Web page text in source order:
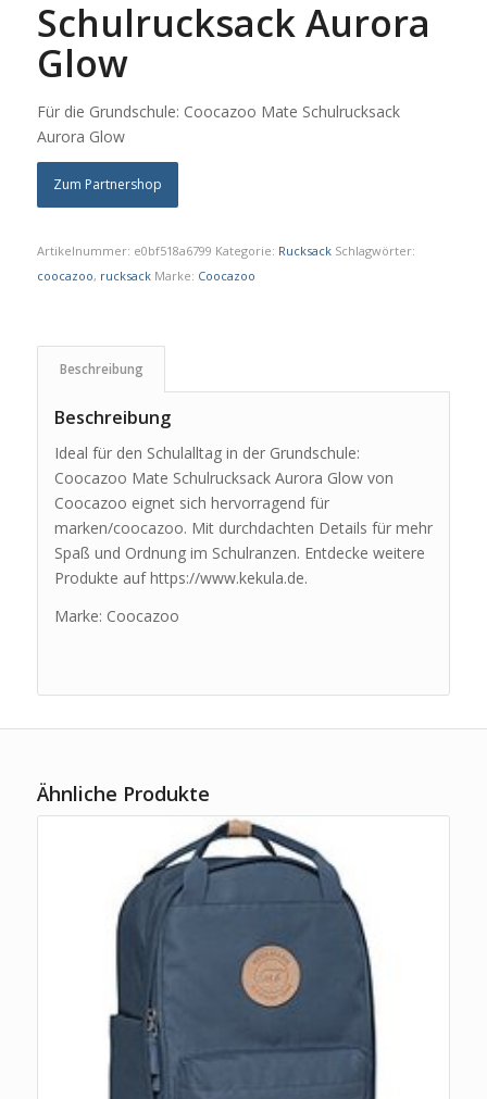
Schulrucksack Aurora
Glow
Für die Grundschule: Coocazoo Mate Schulrucksack
Aurora Glow
Zum Partnershop
Artikelnummer: e0bf518a6799 Kategorie: Rucksack Schlagwörter:
coocazoo, rucksack Marke: Coocazoo
Beschreibung
Beschreibung
Ideal für den Schulalltag in der Grundschule:
Coocazoo Mate Schulrucksack Aurora Glow von
Coocazoo eignet sich hervorragend für
marken/coocazoo. Mit durchdachten Details für mehr
Spaß und Ordnung im Schulranzen. Entdecke weitere
Produkte auf https://www.kekula.de.
Marke: Coocazoo
Ähnliche Produkte